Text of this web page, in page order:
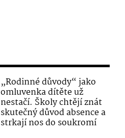
„Rodinné důvody“ jako
omluvenka dítěte už
nestačí. Školy chtějí znát
skutečný důvod absence a
strkají nos do soukromí